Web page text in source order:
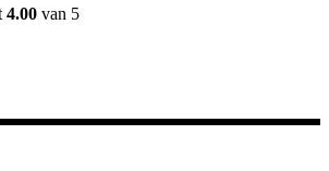
4.00 van 5